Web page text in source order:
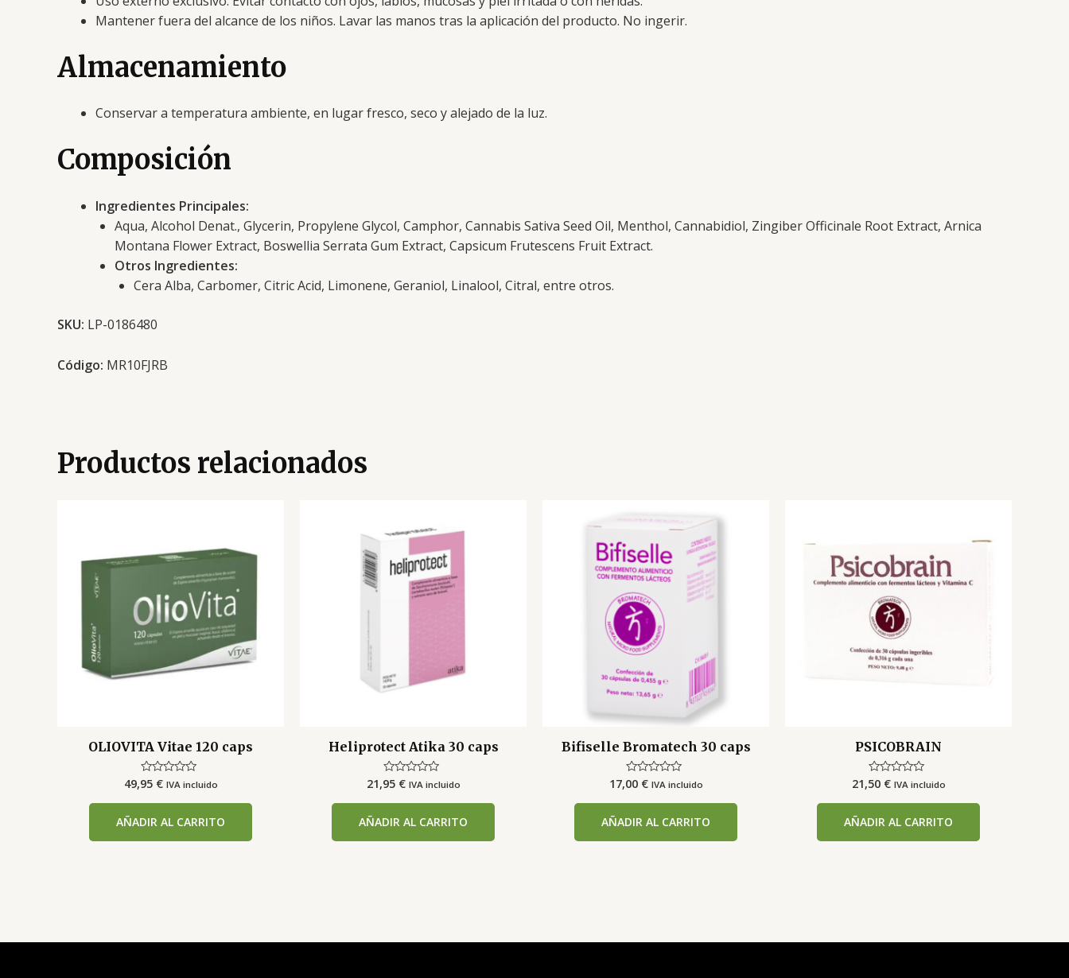
Mantener fuera del alcance de los niños. Lavar las manos tras la aplicación del producto. No ingerir.
Almacenamiento
Conservar a temperatura ambiente, en lugar fresco, seco y alejado de la luz.
Composición
Ingredientes Principales:
Aqua, Alcohol Denat., Glycerin, Propylene Glycol, Camphor, Cannabis Sativa Seed Oil, Menthol, Cannabidiol, Zingiber Officinale Root Extract, Arnica
Montana Flower Extract, Boswellia Serrata Gum Extract, Capsicum Frutescens Fruit Extract.
Otros Ingredientes:
Cera Alba, Carbomer, Citric Acid, Limonene, Geraniol, Linalool, Citral, entre otros.
SKU: LP-0186480
Código: MR10FJRB
Productos relacionados
OLIOVITA Vitae 120 caps
Valorado
0
5
49,95 € IVA incluido
AÑADIR AL CARRITO
Heliprotect Atika 30 caps
Valorado
0
5
21,95 € IVA incluido
AÑADIR AL CARRITO
Bifiselle Bromatech 30 caps
Valorado
0
5
17,00 € IVA incluido
AÑADIR AL CARRITO
PSICOBRAIN
Valorado
0
5
21,50 € IVA incluido
AÑADIR AL CARRITO